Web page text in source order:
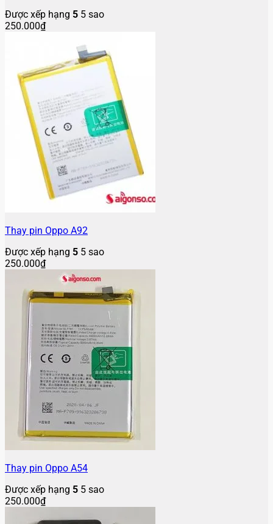
Được xếp hạng 5 5 sao
250.000₫
Thay pin Oppo A92
Được xếp hạng 5 5 sao
250.000₫
Thay pin Oppo A54
Được xếp hạng 5 5 sao
250.000₫